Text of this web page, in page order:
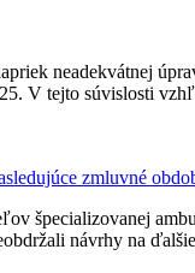
neadekvátnej
V tejto súvislosti
zmluvné
špecializovanej
návrhy na